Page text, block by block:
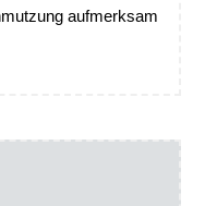
aufmerksam